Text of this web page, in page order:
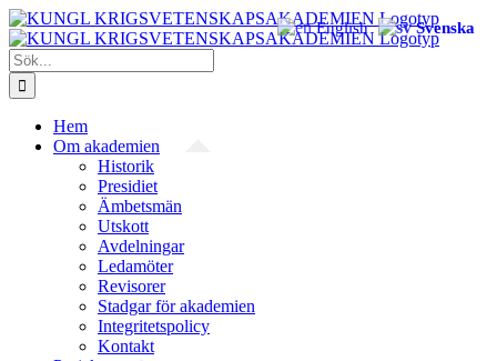
Fortsätt
till
innehållet
Sök
efter:
Hem
Om akademien
Historik
Presidiet
Ämbetsmän
Utskott
Avdelningar
Ledamöter
Revisorer
Stadgar för akademien
Integritetspolicy
Kontakt
English Svenska